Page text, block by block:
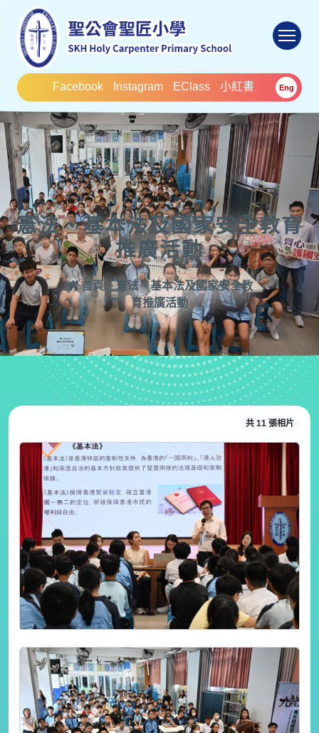
Facebook Instagram EClass 小紅書 Eng
憲法、基本法及國家安全教育
推廣活動
首頁 > 憲法、基本法及國家安全教
育推廣活動
共 11 張相片